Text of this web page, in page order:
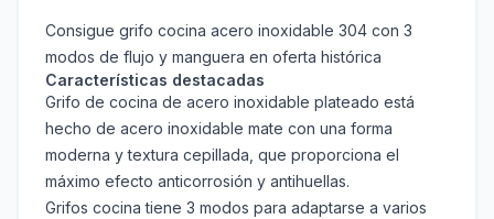
Consigue grifo cocina acero inoxidable 304 con 3
modos de flujo y manguera en oferta histórica
Características destacadas
Grifo de cocina de acero inoxidable plateado está
hecho de acero inoxidable mate con una forma
moderna y textura cepillada, que proporciona el
máximo efecto anticorrosión y antihuellas.
Grifos cocina tiene 3 modos para adaptarse a varios